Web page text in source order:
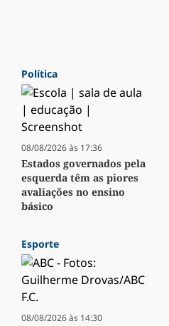
Política
08/08/2026 às 17:36
Estados governados pela
esquerda têm as piores
avaliações no ensino
básico
Esporte
08/08/2026 às 14:30